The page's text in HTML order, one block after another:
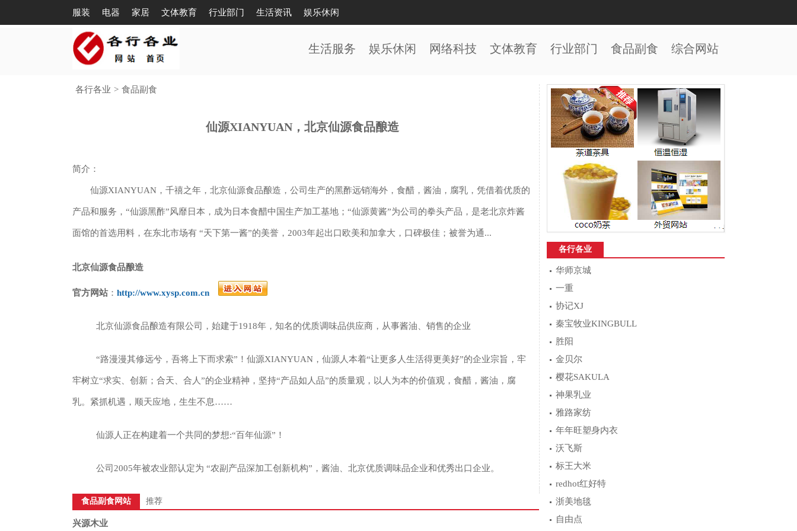
服装 电器 家居 文体教育 行业部门 生活资讯 娱乐休闲
生活服务 娱乐休闲 网络科技 文体教育 行业部门 食品副食 综合网站
各行各业 > 食品副食
仙源XIANYUAN，北京仙源食品酿造
简介：
仙源XIANYUAN，千禧之年，北京仙源食品酿造，公司生产的黑酢远销海外，食醋，酱油，腐乳，凭借着优质的
产品和服务，“仙源黑酢”风靡日本，成为日本食醋中国生产加工基地；“仙源黄酱”为公司的拳头产品，是老北京炸酱
面馆的首选用料，在东北市场有 “天下第一酱”的美誉，2003年起出口欧美和加拿大，口碑极佳；被誉为通...
北京仙源食品酿造
官方网站： http://www.xysp.com.cn
北京仙源食品酿造有限公司，始建于1918年，知名的优质调味品供应商，从事酱油、销售的企业
“路漫漫其修远兮，吾将上下而求索”！仙源XIANYUAN，仙源人本着“让更多人生活得更美好”的企业宗旨，牢
牢树立“求实、创新；合天、合人”的企业精神，坚持“产品如人品”的质量观，以人为本的价值观，食醋，酱油，腐
乳。紧抓机遇，顺天应地，生生不息……
仙源人正在构建着一个共同的梦想:“百年仙源”！
公司2005年被农业部认定为 “农副产品深加工创新机构”，酱油、北京优质调味品企业和优秀出口企业。
食品副食网站 推荐
兴源木业
各行各业
华师京城
一重
协记XJ
秦宝牧业KINGBULL
胜阳
金贝尔
樱花SAKULA
神果乳业
雅路家纺
年年旺塑身内衣
沃飞斯
标王大米
redhot红好特
浙美地毯
自由点